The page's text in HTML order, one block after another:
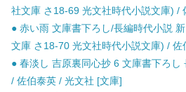
社文庫 さ18-69 光文社時代小説文庫) /
● 赤い雨 文庫書下ろし/長編時代小説
文庫 さ18-70 光文社時代小説文庫) / 佐
● 春淡し 吉原裏同心抄 6 文庫書下ろし
/ 佐伯泰英 / 光文社 [文庫]